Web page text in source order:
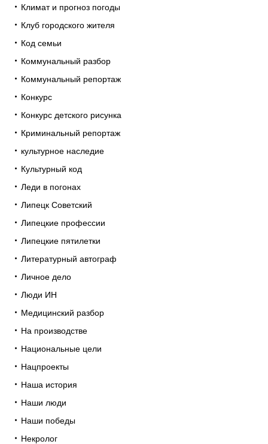
Климат и прогноз погоды
Клуб городского жителя
Код семьи
Коммунальный разбор
Коммунальный репортаж
Конкурс
Конкурс детского рисунка
Криминальный репортаж
культурное наследие
Культурный код
Леди в погонах
Липецк Советский
Липецкие профессии
Липецкие пятилетки
Литературный автограф
Личное дело
Люди ИН
Медицинский разбор
На производстве
Национальные цели
Нацпроекты
Наша история
Наши люди
Наши победы
Некролог